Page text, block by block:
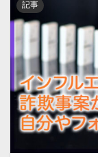
記事